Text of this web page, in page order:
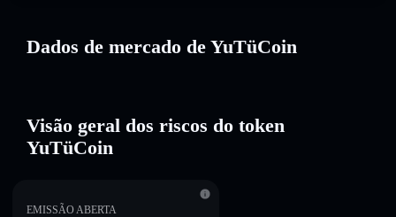
Dados de mercado de YuTüCoin
Visão geral dos riscos do token
YuTüCoin
EMISSÃO ABERTA